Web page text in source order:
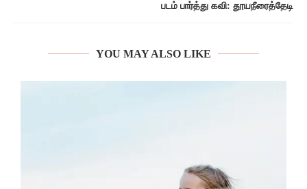
படம் பார்த்து கவி: தூயநீரைத்தேடி
YOU MAY ALSO LIKE